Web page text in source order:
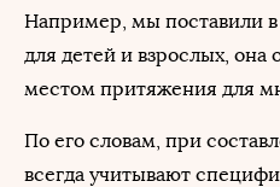
Например, мы поставили
для детей и взрослых, она
местом притяжения для
По его словам, при
всегда учитывают